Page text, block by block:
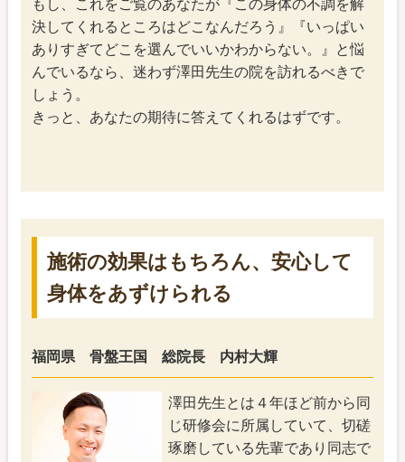
もし、これをご覧のあなたが『この身体の不調を解
決してくれるところはどこなんだろう』『いっぱい
ありすぎてどこを選んでいいかわからない。』と悩
んでいるなら、迷わず澤田先生の院を訪れるべきで
しょう。
きっと、あなたの期待に答えてくれるはずです。
施術の効果はもちろん、安心して
身体をあずけられる
福岡県 骨盤王国 総院長 内村大輝
澤田先生とは４年ほど前から同
じ研修会に所属していて、切磋
琢磨している先輩であり同志で